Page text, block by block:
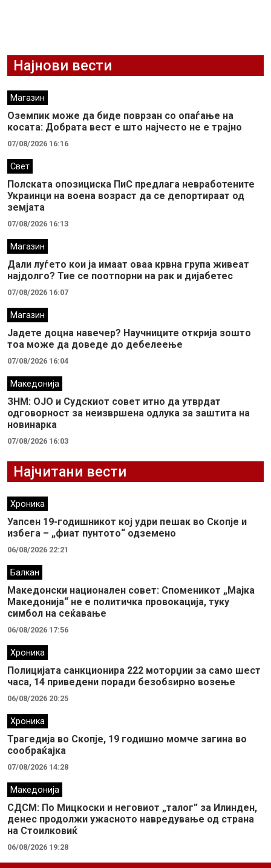
Најнови вести
Магазин
Оземпик може да биде поврзан со опаѓање на
косата: Добрата вест е што најчесто не е трајно
07/08/2026 16:16
Свет
Полската опозициска ПиС предлага невработените
Украинци на воена возраст да се депортираат од
земјата
07/08/2026 16:13
Магазин
Дали луѓето кои ја имаат оваа крвна група живеат
најдолго? Тие се поотпорни на рак и дијабетес
07/08/2026 16:07
Магазин
Јадете доцна навечер? Научниците открија зошто
тоа може да доведе до дебелеење
07/08/2026 16:04
Македонија
ЗНМ: ОЈО и Судскиот совет итно да утврдат
одговорност за неизвршена одлука за заштита на
новинарка
07/08/2026 16:03
Најчитани вести
Хроника
Уапсен 19-годишникот кој удри пешак во Скопје и
избега – „фиат пунтото“ одземено
06/08/2026 22:21
Балкан
Македонски национален совет: Споменикот „Мајка
Македонија“ не е политичка провокација, туку
симбол на сеќавање
06/08/2026 17:56
Хроника
Полицијата санкционира 222 моторџии за само шест
часа, 14 приведени поради безобѕирно возење
06/08/2026 20:25
Хроника
Трагедија во Скопје, 19 годишно момче загина во
сообраќајка
07/08/2026 14:28
Македонија
СДСМ: По Мицкоски и неговиот „талог” за Илинден,
денес продолжи ужасното навредување од страна
на Стоилковиќ
06/08/2026 19:28